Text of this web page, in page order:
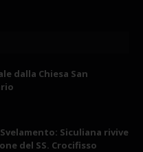
dalla Chiesa San
Siculiana rivive
del SS. Crocifisso